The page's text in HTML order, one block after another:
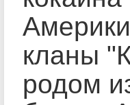
кланы
родом